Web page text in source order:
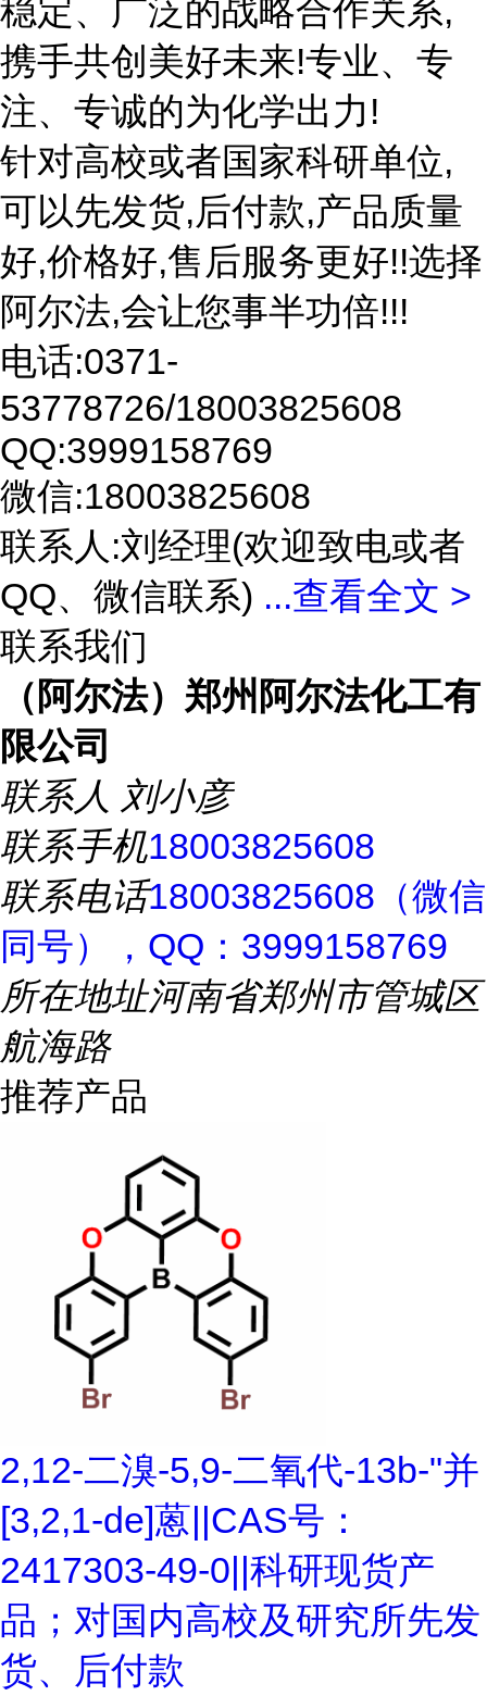
稳定、广泛的战略合作关系,
携手共创美好未来!专业、专
注、专诚的为化学出力!
针对高校或者国家科研单位,
可以先发货,后付款,产品质量
好,价格好,售后服务更好!!选择
阿尔法,会让您事半功倍!!!
电话:0371-
53778726/18003825608
QQ:3999158769
微信:18003825608
联系人:刘经理(欢迎致电或者
QQ、微信联系) ...查看全文 >
联系我们
（阿尔法）郑州阿尔法化工有
限公司
联系人 刘小彦
联系手机18003825608
联系电话18003825608（微信
同号），QQ：3999158769
所在地址河南省郑州市管城区
航海路
推荐产品
2,12-二溴-5,9-二氧代-13b-"并
[3,2,1-de]蒽||CAS号：
2417303-49-0||科研现货产
品；对国内高校及研究所先发
货、后付款